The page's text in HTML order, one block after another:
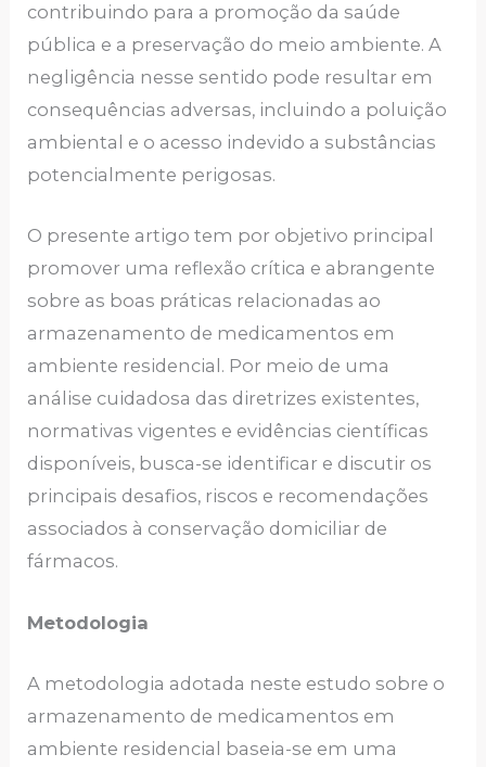
contribuindo para a promoção da saúde
pública e a preservação do meio ambiente. A
negligência nesse sentido pode resultar em
consequências adversas, incluindo a poluição
ambiental e o acesso indevido a substâncias
potencialmente perigosas.
O presente artigo tem por objetivo principal
promover uma reflexão crítica e abrangente
sobre as boas práticas relacionadas ao
armazenamento de medicamentos em
ambiente residencial. Por meio de uma
análise cuidadosa das diretrizes existentes,
normativas vigentes e evidências científicas
disponíveis, busca-se identificar e discutir os
principais desafios, riscos e recomendações
associados à conservação domiciliar de
fármacos.
Metodologia
A metodologia adotada neste estudo sobre o
armazenamento de medicamentos em
ambiente residencial baseia-se em uma